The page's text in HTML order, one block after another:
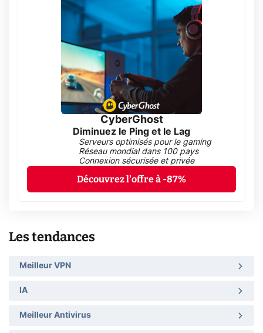
CyberGhost
Diminuez le Ping et le Lag
Serveurs optimisés pour le gaming
Réseau mondial dans 100 pays
Connexion sécurisée et privée
Découvrez l'offre à -87%
Les tendances
Meilleur VPN
IA
Meilleur Antivirus